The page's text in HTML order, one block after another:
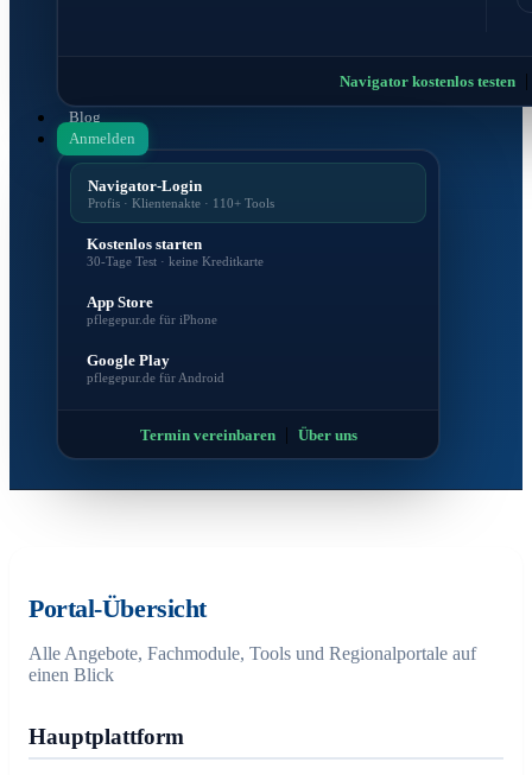
Navigator kostenlos testen
Blog
Anmelden
Navigator-Login
Profis · Klientenakte · 110+ Tools
Kostenlos starten
30-Tage Test · keine Kreditkarte
App Store
pflegepur.de für iPhone
Google Play
pflegepur.de für Android
Termin vereinbaren| Über uns
Portal-Übersicht
Alle Angebote, Fachmodule, Tools und Regionalportale auf
einen Blick
Hauptplattform